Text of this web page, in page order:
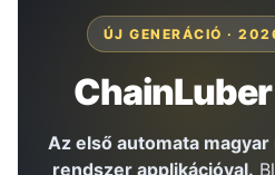
ÚJ GENERÁCIÓ ·
ChainLuber
Az első automata
rendszer applikációval.